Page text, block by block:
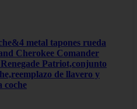
metal tapones rueda
Cherokee Comander
Patriot,conjunto
de llavero y
coche